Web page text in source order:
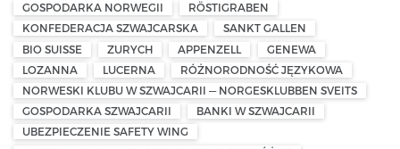
GOSPODARKA NORWEGII
RÖSTIGRABEN
KONFEDERACJA SZWAJCARSKA
SANKT GALLEN
BIO SUISSE
ZURYCH APPENZELL
GENEWA
LOZANNA
LUCERNA
RÓŻNORODNOŚĆ JĘZYKOWA
NORWESKI KLUBU W SZWAJCARII — NORGESKLUBBEN SVEITS
GOSPODARKA SZWAJCARII
BANKI W SZWAJCARII
UBEZPIECZENIE SAFETY WING